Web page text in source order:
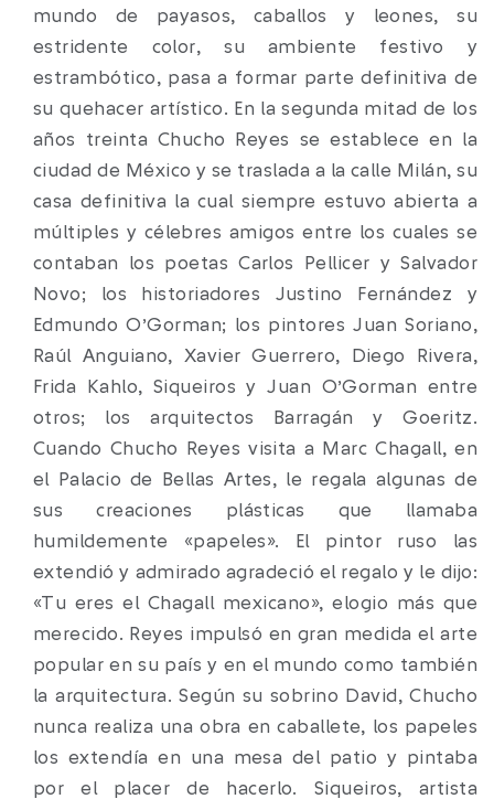
mundo de payasos, caballos y leones, su
estridente color, su ambiente festivo y
estrambótico, pasa a formar parte definitiva de
su quehacer artístico. En la segunda mitad de los
años treinta Chucho Reyes se establece en la
ciudad de México y se traslada a la calle Milán, su
casa definitiva la cual siempre estuvo abierta a
múltiples y célebres amigos entre los cuales se
contaban los poetas Carlos Pellicer y Salvador
Novo; los historiadores Justino Fernández y
Edmundo O’Gorman; los pintores Juan Soriano,
Raúl Anguiano, Xavier Guerrero, Diego Rivera,
Frida Kahlo, Siqueiros y Juan O’Gorman entre
otros; los arquitectos Barragán y Goeritz.
Cuando Chucho Reyes visita a Marc Chagall, en
el Palacio de Bellas Artes, le regala algunas de
sus creaciones plásticas que llamaba
humildemente «papeles». El pintor ruso las
extendió y admirado agradeció el regalo y le dijo:
«Tu eres el Chagall mexicano», elogio más que
merecido. Reyes impulsó en gran medida el arte
popular en su país y en el mundo como también
la arquitectura. Según su sobrino David, Chucho
nunca realiza una obra en caballete, los papeles
los extendía en una mesa del patio y pintaba
por el placer de hacerlo. Siqueiros, artista